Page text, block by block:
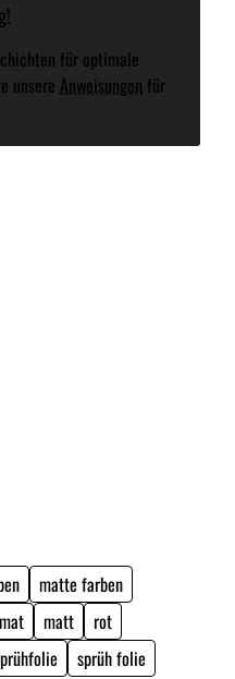
für optimale
unsere Anweisungen für
matte farben
mat matt
rot
sprüh folie